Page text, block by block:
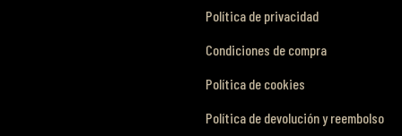
Política de privacidad
Condiciones de compra
Política de cookies
Política de devolución y reembolso